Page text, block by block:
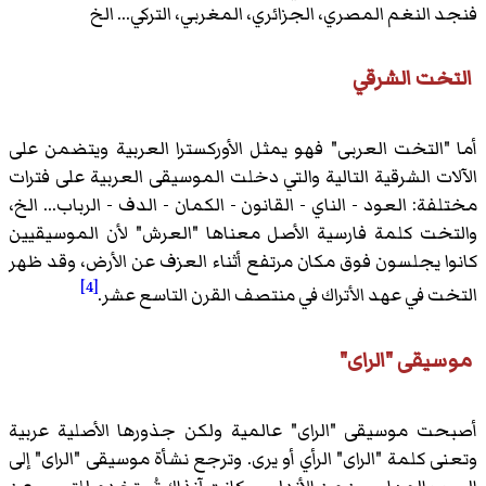
فنجد النغم المصري، الجزائري، المغربي، التركي... الخ
التخت الشرقي
أما "التخت العربى" فهو يمثل الأوركسترا العربية ويتضمن على
الآلات الشرقية التالية والتي دخلت الموسيقى العربية على فترات
مختلفة: العود - الناي - القانون - الكمان - الدف - الرباب... الخ،
والتخت كلمة فارسية الأصل معناها "العرش" لأن الموسيقيين
كانوا يجلسون فوق مكان مرتفع أثناء العزف عن الأرض، وقد ظهر
التخت في عهد الأتراك في منتصف القرن التاسع عشر.[4]
موسيقى "الراى"
أصبحت موسيقى "الراى" عالمية ولكن جذورها الأصلية عربية
وتعنى كلمة "الراى" الرأي أو يرى. وترجع نشأة موسيقى "الراى" إلى